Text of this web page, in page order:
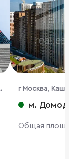
г Москва,
м.
Общая